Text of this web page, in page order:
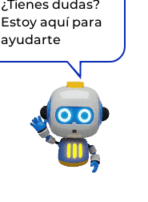
¿Tienes dudas?
Estoy aquí para
ayudarte